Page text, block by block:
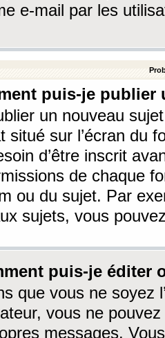
e-mail par les
puis-je
un nouveau
situé sur l’écran du
d’être inscrit
de chaque
ou du sujet. Par
sujets, vous
puis-je éditer
que vous ne soyez
vous ne
messages.